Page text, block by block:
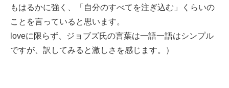
もはるかに強く、「自分のすべてを注ぎ込む」くらいの
ことを言っていると思います。
loveに限らず、ジョブズ氏の言葉は一語一語はシンプル
ですが、訳してみると激しさを感じます。）